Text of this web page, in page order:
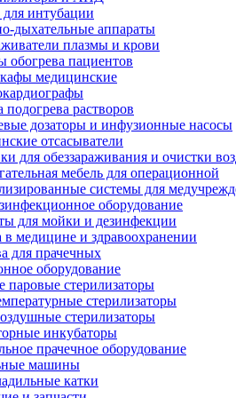
интубации
дыхательные аппараты
плазмы и крови
обогрева пациентов
медицинские
подогрева растворов
дозаторы и инфузионные насосы
отсасыватели
для обеззараживания и очистки
мебель для операционной
системы для
оборудование
для мойки и дезинфекции
в медицине и здравоохранении
для прачечных
оборудование
паровые стерилизаторы
стерилизаторы
стерилизаторы
инкубаторы
прачечное оборудование
машины
катки